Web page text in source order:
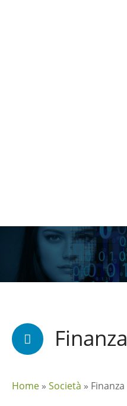
Finanza
Home » Società » Finanza